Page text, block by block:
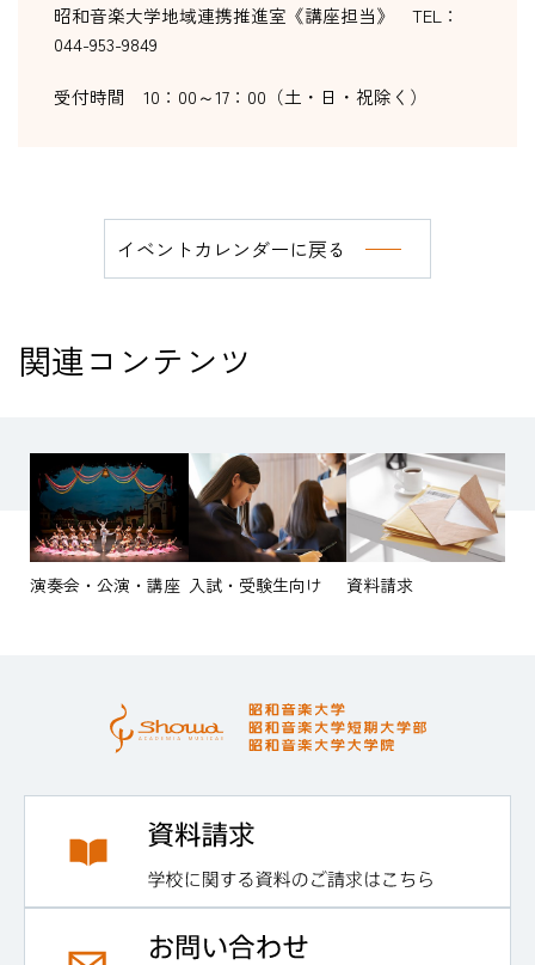
昭和音楽大学地域連携推進室《講座担当》 TEL：
044-953-9849
受付時間 10：00～17：00（土・日・祝除く）
イベントカレンダーに戻る
関連コンテンツ
演奏会・公演・講座 入試・受験生向け 資料請求